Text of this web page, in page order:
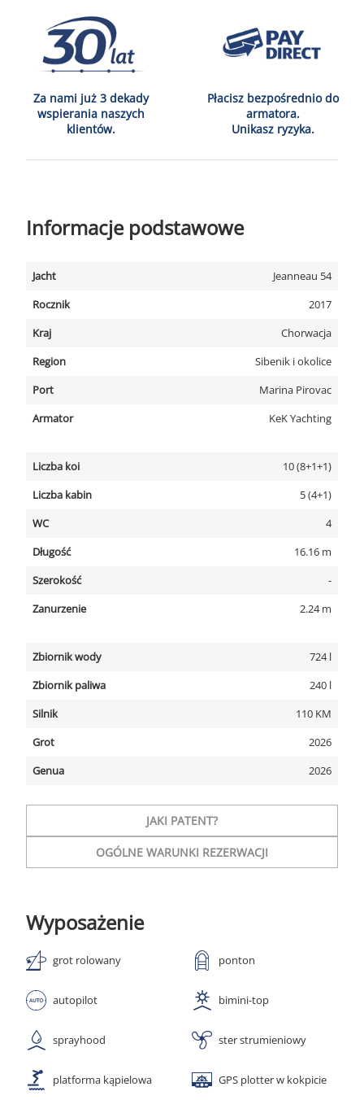
Za nami już 3 dekady
wspierania naszych
klientów.
Płacisz bezpośrednio do
armatora.
Unikasz ryzyka.
Informacje podstawowe
Jacht
Jeanneau 54
Rocznik
2017
Kraj
Chorwacja
Region
Sibenik i okolice
Port
Marina Pirovac
Armator
KeK Yachting
Liczba koi
10 (8+1+1)
Liczba kabin
5 (4+1)
WC
4
Długość
16.16 m
Szerokość
-
Zanurzenie
2.24 m
Zbiornik wody
724 l
Zbiornik paliwa
240 l
Silnik
110 KM
Grot
2026
Genua
2026
JAKI PATENT?
OGÓLNE WARUNKI REZERWACJI
Wyposażenie
grot rolowany ponton
autopilot bimini-top
sprayhood ster strumieniowy
platforma kąpielowa GPS plotter w kokpicie